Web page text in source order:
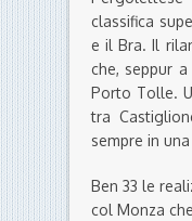
classifica
e il Bra. Il
che, seppur
Porto Tolle.
tra
sempre in
Ben 33 le
col Monza